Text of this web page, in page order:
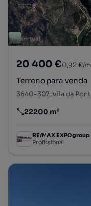
20 400 €0,92 €/
Terreno para venda
3640-307, Vila da
Preço por metro
22200 m²
RE/MAX
Profissional